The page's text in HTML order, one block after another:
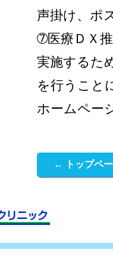
声掛け、ポ
➆医療ＤＸ
実施するた
を行うこと
ホームペー
← トップペ